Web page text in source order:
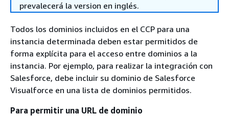
prevalecerá la version en inglés.
Todos los dominios incluidos en el CCP para una
instancia determinada deben estar permitidos de
forma explícita para el acceso entre dominios a la
instancia. Por ejemplo, para realizar la integración con
Salesforce, debe incluir su dominio de Salesforce
Visualforce en una lista de dominios permitidos.
Para permitir una URL de dominio